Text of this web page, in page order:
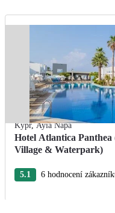
Kypr,Ayia Napa
Hotel Atlantica Panthea
Village & Waterpark)
5.1
6 hodnocení